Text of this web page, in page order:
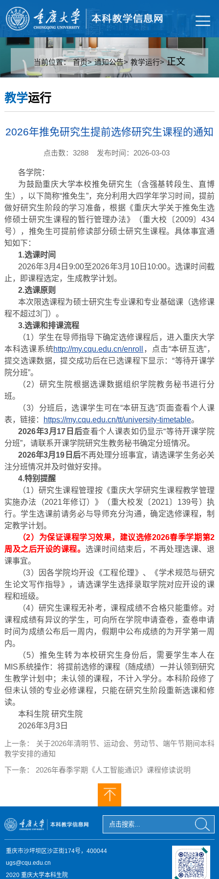
当前位置： 首页> 通知公告> 教学运行>正文
教学运行
2026年推免研究生提前选修研究生课程的通知
点击数：3288 发布时间：2026-03-03
各学院：
为鼓励重庆大学本校推免研究生（含强基转段生、直博
生），以下简称“推免生”，充分利用大四学年学习时间，提前
做好研究生阶段的学习准备，根据《重庆大学关于推免生选
修硕士研究生课程的暂行管理办法》（重大校〔2009〕434
号），推免生可提前修读部分硕士研究生课程。具体事宜通
知如下：
1.选课时间
2026年3月4日9:00至2026年3月10日10:00。选课时间截
止，即课程选定，生成教学计划。
2.选课原则
本次限选课程为硕士研究生专业课和专业基础课（选修课
程不超过3门）。
3.选课和排课流程
（1）学生在导师指导下确定选修课程后，进入重庆大学
本科选课系统http://my.cqu.edu.cn/enroll
，点击“本研互选”，
提交选课数据，提交成功后在已选课程下显示：“等待开课学
院分班”。
（2）研究生院根据选课数据组织学院教务秘书进行分
班。
（3）分班后，选课学生可在“本研互选”页面查看个人课
表，链接：
https://my.cqu.edu.cn/tt/university-timetable。
2026年3月17日后查看个人课表如仍显示“等待开课学院
分班”，请联系开课学院研究生教务秘书确定分班情况。
2026年3月19日后不再处理分班事宜，请选课学生务必关
注分班情况并及时做好安排。
4.特别提醒
（1）研究生课程管理按《重庆大学研究生课程教学管理
实施办法（2021年修订）》（重大校发〔2021〕139号）执
行。学生选课前请务必与导师充分沟通，确定选修课程，制
定教学计划。
（2）为保证课程学习效果，建议选修2026春季学期第2
周及之后开设的课程。 选课时间结束后，不再处理选课、退
课事宜。
（3）因各学院均开设《工程伦理》、《学术规范与研究
生论文写作指导》，请选课学生选择录取学院对应开设的课
程和班级。
（4）研究生课程无补考，课程成绩不合格只能重修。对
课程成绩有异议的学生，可向所在学院申请查卷，查卷申请
时间为成绩公布后一周内，假期中公布成绩的为开学第一周
内。
（5）推免生转为本校研究生身份后，需要学生本人在
MIS系统操作：将提前选修的课程（随成绩）一并认领到研究
生教学计划中；未认领的课程，不计入学分。本科阶段修了
但未认领的专业必修课程，只能在研究生阶段重新选课和修
读。
本科生院 研究生院
2026年3月3日
上一条：
关于2026年清明节、运动会、劳动节、端午节期间本科
教学安排的通知
下一条：
2026年春季学期《人工智能通识》课程修读说明
重庆市沙坪坝区沙正街174号，400044
ugs@cqu.edu.cn
2020 重庆大学本科生院